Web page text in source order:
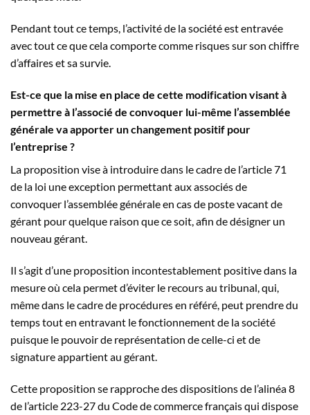
Pendant tout ce temps, l’activité de la société est entravée
avec tout ce que cela comporte comme risques sur son chiffre
d’affaires et sa survie.
Est-ce que la mise en place de cette modification visant à
permettre à l’associé de convoquer lui-même l’assemblée
générale va apporter un changement positif pour
l’entreprise ?
La proposition vise à introduire dans le cadre de l’article 71
de la loi une exception permettant aux associés de
convoquer l’assemblée générale en cas de poste vacant de
gérant pour quelque raison que ce soit, afin de désigner un
nouveau gérant.
Il s’agit d’une proposition incontestablement positive dans la
mesure où cela permet d’éviter le recours au tribunal, qui,
même dans le cadre de procédures en référé, peut prendre du
temps tout en entravant le fonctionnement de la société
puisque le pouvoir de représentation de celle-ci et de
signature appartient au gérant.
Cette proposition se rapproche des dispositions de l’alinéa 8
de l’article 223-27 du Code de commerce français qui dispose